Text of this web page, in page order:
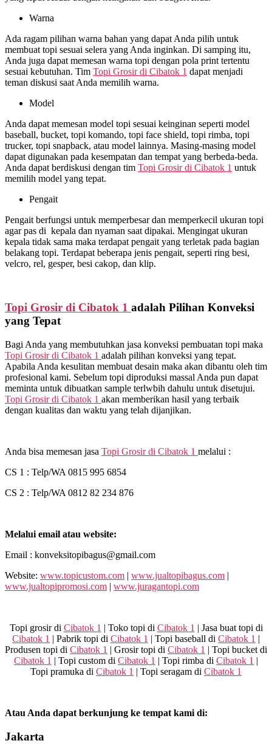
Warna
Ada ragam pilihan warna bahan yang dapat Anda pilih untuk
membuat topi sesuai selera yang Anda inginkan. Di samping itu,
Anda juga dapat memesan warna topi dengan pola print tertentu
sesuai kebutuhan. Tim Topi Grosir di Cibatok 1 dapat menjadi
teman diskusi saat Anda memilih warna.
Model
Anda dapat memesan model topi sesuai keinginan seperti model
baseball, bucket, topi komando, topi face shield, topi rimba, topi
trucker, topi snapback, atau model lainnya. Masing-masing model
dapat digunakan pada kesempatan dan tempat yang berbeda-beda.
Anda dapat berdiskusi dengan tim Topi Grosir di Cibatok 1 untuk
memilih model yang tepat.
Pengait
Pengait berfungsi untuk memperbesar dan memperkecil ukuran topi
agar pas di kepala dan nyaman saat dipakai. Mengingat ukuran
kepala tidak sama maka terdapat pengait yang terletak pada bagian
belakang topi. Terdapat beberapa jenis pengait, seperti ring besi,
velcro, rel, gesper, besi cakop, dan klip.
Topi Grosir di Cibatok 1 adalah Pilihan Konveksi
yang Tepat
Bagi Anda yang membutuhkan jasa konveksi pembuatan topi maka
Topi Grosir di Cibatok 1 adalah pilihan konveksi yang tepat.
Apabila Anda kesulitan membuat desain maka akan dibantu oleh tim
profesional kami. Sebelum topi diproduksi massal Anda pun dapat
meminta untuk dibuatkan sample terlwbih dahulu untuk disetujui.
Topi Grosir di Cibatok 1 akan memberikan hasil yang terbaik
dengan kualitas dan waktu yang telah dijanjikan.
Anda bisa memesan jasa Topi Grosir di Cibatok 1 melalui :
CS 1 : Telp/WA 0815 995 6854
CS 2 : Telp/WA 0812 82 234 876
Melalui email atau website:
Email : konveksitopibagus@gmail.com
Website: www.topicustom.com | www.jualtopibagus.com |
www.jualtopipromosi.com | www.juragantopi.com
Topi grosir di Cibatok 1 | Toko topi di Cibatok 1 | Jasa buat topi di
Cibatok 1 | Pabrik topi di Cibatok 1 | Topi baseball di Cibatok 1 |
Produsen topi di Cibatok 1 | Grosir topi di Cibatok 1 | Topi bucket di
Cibatok 1 | Topi custom di Cibatok 1 | Topi rimba di Cibatok 1 |
Topi pramuka di Cibatok 1 | Topi seragam di Cibatok 1
Atau Anda dapat berkunjung ke tempat kami di:
Jakarta